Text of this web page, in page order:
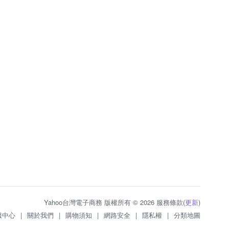
Yahoo台灣電子商務 版權所有 © 2026 服務條款(更新)
中心 | 關於我們 | 購物須知 | 網路安全 | 隱私權 | 分類地圖